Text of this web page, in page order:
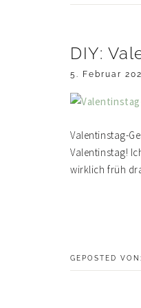
DIY:
5. Februar
Valentinstag-
Valentinstag!
wirklich früh
GEPOSTED